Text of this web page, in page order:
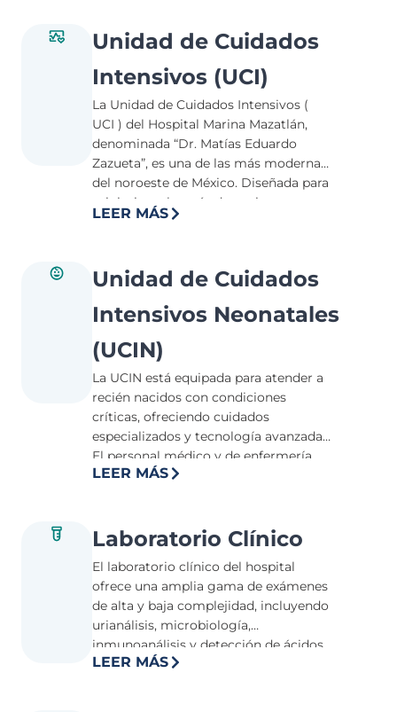
críticas, asegurando una atención
Unidad de Cuidados
Intensivos (UCI)
La Unidad de Cuidados Intensivos (
UCI ) del Hospital Marina Mazatlán,
denominada “Dr. Matías Eduardo
Zazueta”, es una de las más modernas
del noroeste de México. Diseñada para
minimizar el estrés de pacientes y
familiares, cuenta con cinco camas
profesionales especializados en
intensivistas, enfermeros y terapeutas
respiratorios, garantizando una
atención integral y continua.
LEER MÁS
Unidad de Cuidados
Intensivos Neonatales
(UCIN)
La UCIN está equipada para atender a
recién nacidos con condiciones
críticas, ofreciendo cuidados
especializados y tecnología avanzada.
El personal médico y de enfermería
está altamente capacitado en
pequeños.
LEER MÁS
Laboratorio Clínico
El laboratorio clínico del hospital
ofrece una amplia gama de exámenes
de alta y baja complejidad, incluyendo
urianálisis, microbiología,
inmunoanálisis y detección de ácidos
nucleicos. Con capacidad para
LEER MÁS